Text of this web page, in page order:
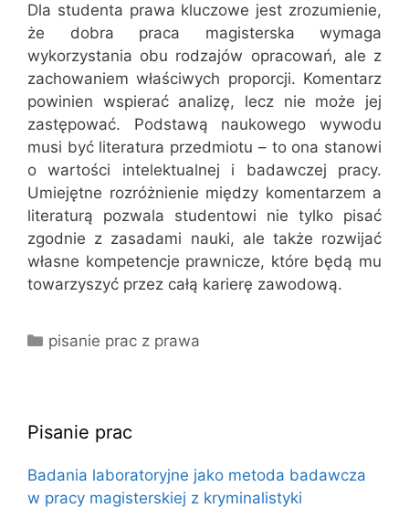
Dla studenta prawa kluczowe jest zrozumienie,
że dobra praca magisterska wymaga
wykorzystania obu rodzajów opracowań, ale z
zachowaniem właściwych proporcji. Komentarz
powinien wspierać analizę, lecz nie może jej
zastępować. Podstawą naukowego wywodu
musi być literatura przedmiotu – to ona stanowi
o wartości intelektualnej i badawczej pracy.
Umiejętne rozróżnienie między komentarzem a
literaturą pozwala studentowi nie tylko pisać
zgodnie z zasadami nauki, ale także rozwijać
własne kompetencje prawnicze, które będą mu
towarzyszyć przez całą karierę zawodową.
Kategorie
pisanie prac z prawa
Pisanie prac
Badania laboratoryjne jako metoda badawcza
w pracy magisterskiej z kryminalistyki